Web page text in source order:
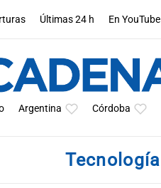
Últimas 24 h En YouTube
Argentina Córdoba
Tecnología